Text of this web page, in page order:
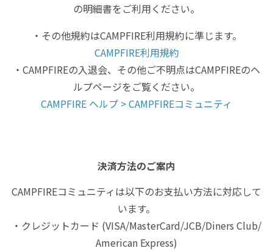
の明細書をご利用ください。
・その他規約はCAMPFIRE利用規約に準じます。
CAMPFIRE利用規約
・CAMPFIREの入退会、その他ご不明点はCAMPFIREのヘ
ルプページをご覧ください。
CAMPFIRE ヘルプ > CAMPFIREコミュニティ
決済方法のご案内
CAMPFIREコミュニティは以下のお支払い方法に対応して
います。
・クレジットカード (VISA/MasterCard/JCB/Diners Club/
American Express)